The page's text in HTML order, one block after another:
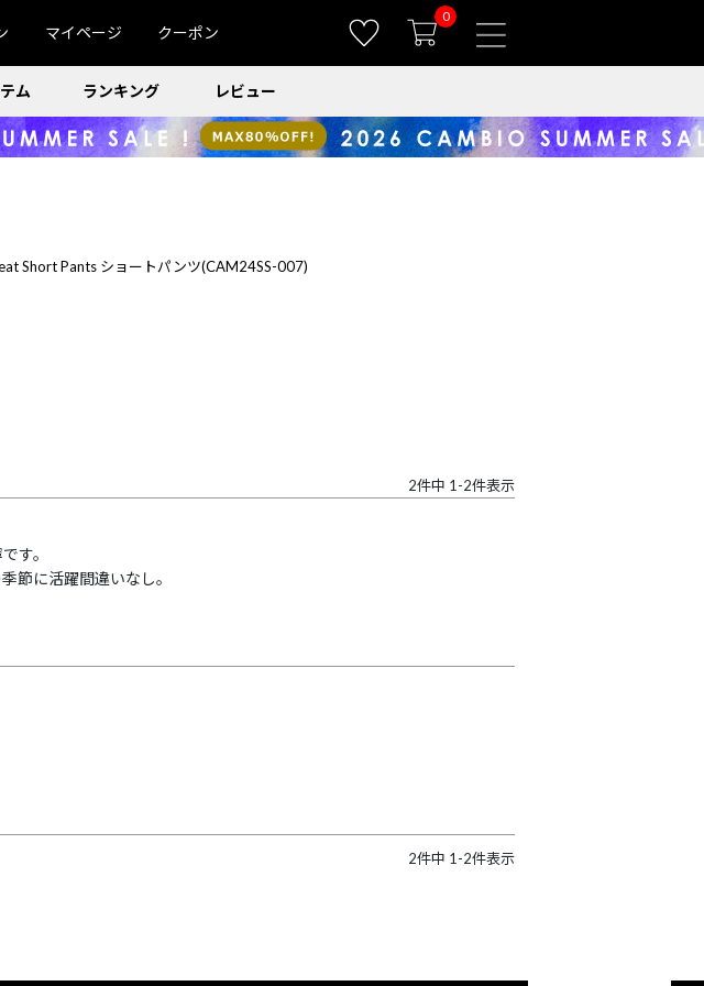
マイページ クーポン
0
ム ランキング レビュー
Short Pants ショートパンツ(CAM24SS-007)
2件中 1 -2件表示
す。
節に活躍間違いなし。
2件中 1 -2件表示